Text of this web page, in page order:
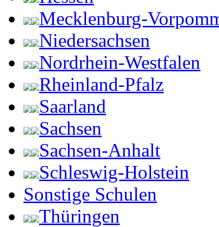
Mecklenburg-
Niedersachsen
Nordrhein-Westfalen
Rheinland-Pfalz
Saarland
Sachsen
Sachsen-Anhalt
Schleswig-Holstein
Sonstige Schulen
Thüringen